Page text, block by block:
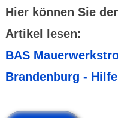
Hier können Sie
Artikel lesen:
BAS
Brandenburg -